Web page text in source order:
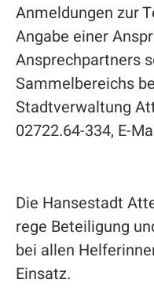
Anmeldungen zur
Angabe einer
Ansprechpartners
Sammelbereichs
Stadtverwaltung
02722.64-334, E-
Die Hansestadt
rege Beteiligung
bei allen
Einsatz.